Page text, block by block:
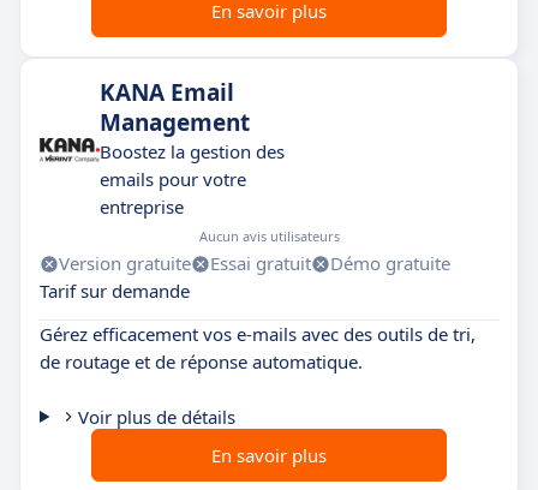
En savoir plus
KANA Email
Management
Boostez la gestion des
emails pour votre
entreprise
Aucun avis utilisateurs
Version gratuite Essai gratuit
Démo gratuite
Tarif sur demande
Gérez efficacement vos e-mails avec des outils de tri,
de routage et de réponse automatique.
Voir plus de détails
En savoir plus